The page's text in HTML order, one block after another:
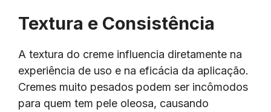
Textura e Consistência
A textura do creme influencia diretamente na
experiência de uso e na eficácia da aplicação.
Cremes muito pesados podem ser incômodos
para quem tem pele oleosa, causando